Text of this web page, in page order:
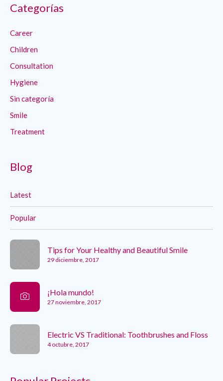
Categorías
Career
Children
Consultation
Hygiene
Sin categoría
Smile
Treatment
Blog
Latest
Popular
Tips for Your Healthy and Beautiful Smile
29 diciembre, 2017
¡Hola mundo!
27 noviembre, 2017
Electric VS Traditional: Toothbrushes and Floss
4 octubre, 2017